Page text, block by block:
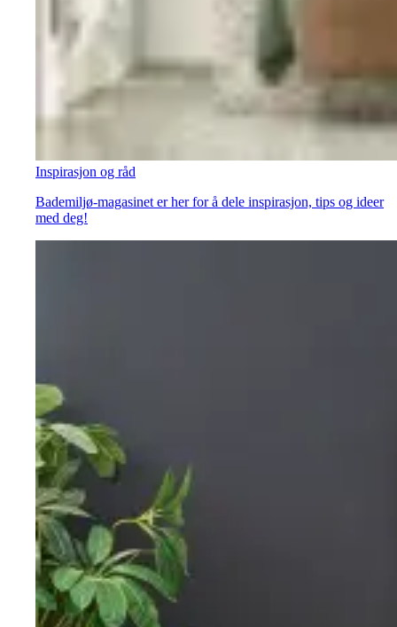
Inspirasjon og råd
Bademiljø-magasinet er her for å dele inspirasjon, tips og ideer
med deg!